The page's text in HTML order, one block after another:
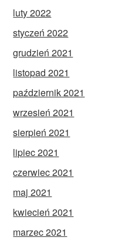
luty 2022
styczeń 2022
grudzień 2021
listopad 2021
październik 2021
wrzesień 2021
sierpień 2021
lipiec 2021
czerwiec 2021
maj 2021
kwiecień 2021
marzec 2021